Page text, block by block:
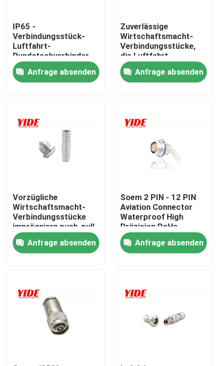
Nach Hause
Kontakte
Elektroauto-Verbindungsstück
E-Fahrrad-Verbindungsstück
Ebike-Batterieverbinder
Roller-Batterieverbinder
IP65 -
Verbindungsstück-
Luftfahrt-
Rundsteckverbinder
der
Wirtschaftsmacht-
IP68
Anfrage absenden
Zuverlässige
Wirtschaftsmacht-
Verbindungsstücke,
die Luftfahrt-
Verbindungsstück
lötenAnfrage absenden
Vorzügliche
Wirtschaftsmacht-
Verbindungsstücke
imprägniern push-pull-
Steckverbinder
Anfrage absenden
Soem 2 PIN - 12 PIN
Aviation Connector
Waterproof High
Präzision RoHs
Anfrage absenden